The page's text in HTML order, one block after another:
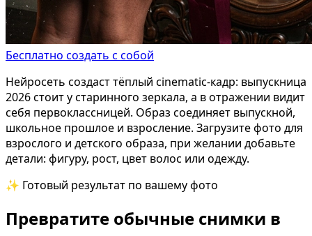
Бесплатно создать с собой
Нейросеть создаст тёплый cinematic-кадр: выпускница
2026 стоит у старинного зеркала, а в отражении видит
себя первоклассницей. Образ соединяет выпускной,
школьное прошлое и взросление. Загрузите фото для
взрослого и детского образа, при желании добавьте
детали: фигуру, рост, цвет волос или одежду.
✨ Готовый результат по вашему фото
Превратите обычные снимки в